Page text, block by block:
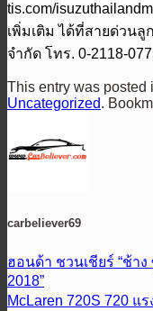
tis.com/
เพิ่มเติม ได้ที่สายด่วน
จำกัด โทร. 0-2118-
This entry was posted
Uncategorized.
carbeliever69
ฮอนด้า ชวนเชียร์ “ช้าง
2018”
McLaren 720S 720 แ